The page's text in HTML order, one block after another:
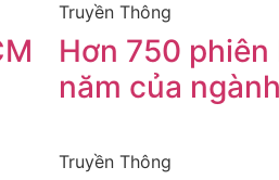
Truyền Thông
Hơn 750
năm của
Truyền Thông